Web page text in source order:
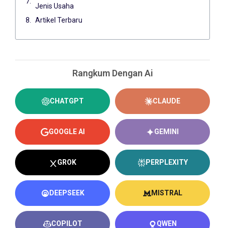
Jenis Usaha
Artikel Terbaru
Rangkum Dengan Ai
CHATGPT CLAUDE
GOOGLE AI GEMINI
GROK PERPLEXITY
DEEPSEEK MISTRAL
COPILOT QWEN